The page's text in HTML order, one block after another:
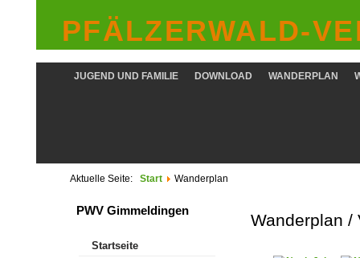
PFÄLZERWALD-
WANDERPLAN
DOWNLOAD
JUGEND UND FAMILIE
Aktuelle Seite: Start Wanderplan
Wanderplan /
PWV Gimmeldingen
Startseite